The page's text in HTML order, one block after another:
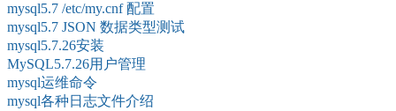
mysql5.7 /etc/my.cnf 配置
mysql5.7 JSON 数据类型测试
mysql5.7.26安装
MySQL5.7.26用户管理
mysql运维命令
mysql各种日志文件介绍